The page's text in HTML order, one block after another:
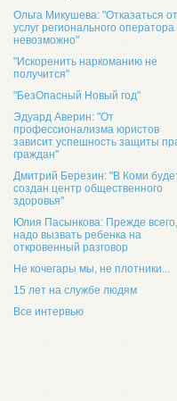
Ольга Микушева: "Отказаться от
услуг регионального оператора
невозможно"
"Искоренить наркоманию не
получится"
"БезОпасный Новый год"
Эдуард Аверин: "От
профессионализма юристов
зависит успешность защиты
граждан"
Дмитрий Березин: "В Коми
создан центр общественного
здоровья"
Юлия Пасынкова: Прежде всего,
надо вызвать ребенка на
откровенный разговор
Не кочегары мы, не плотники...
15 лет на службе людям
Все интервью